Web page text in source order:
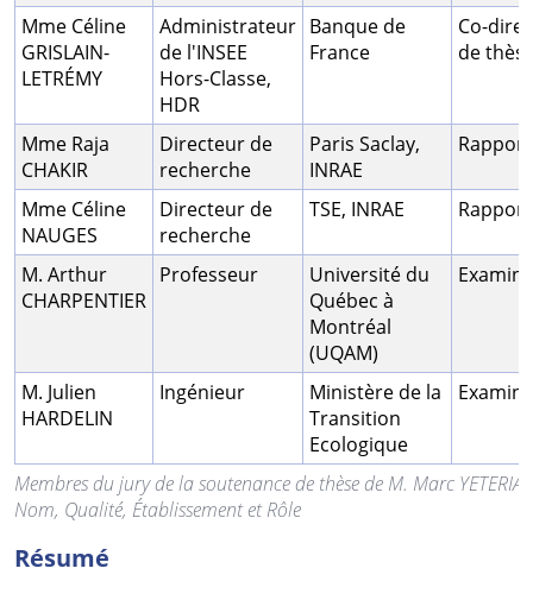
Membres du jury de la soutenance de thèse de M. Marc
Nom, Qualité, Établissement et Rôle
Mme Céline
GRISLAIN-
LETRÉMY
Administrateur
de l'INSEE
Hors-Classe,
HDR
Banque de
France
Co-
de
Mme Raja
CHAKIR
Directeur de
recherche
Paris Saclay,
INRAE
Mme Céline
NAUGES
Directeur de
recherche
TSE, INRAE
M. Arthur
CHARPENTIER
Professeur
Université du
Québec à
Montréal
(UQAM)
M. Julien
HARDELIN
Ingénieur
Ministère de la
Transition
Ecologique
Résumé